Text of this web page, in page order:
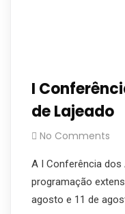
I
de Lajeado
No Comments
A I Conferência dos
programação
agosto e 11 de